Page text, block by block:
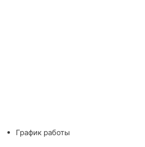
График работы